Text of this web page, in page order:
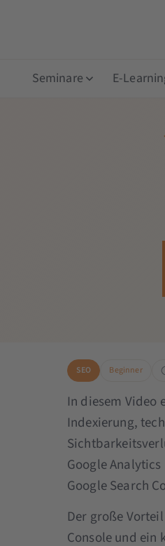
Seminare E-
SEO Beginner
In diesem Video
Indexierung,
Google
Google Search
Der große
Console und ein